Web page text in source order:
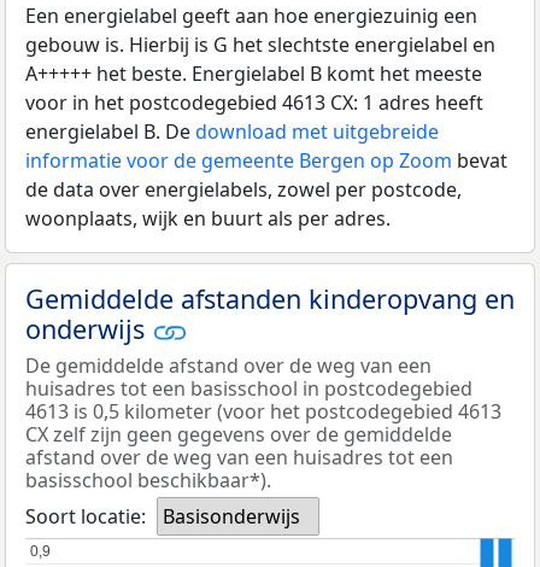
Een energielabel geeft aan hoe energiezuinig een
gebouw is. Hierbij is G het slechtste energielabel en
A+++++ het beste. Energielabel B komt het meeste
voor in het postcodegebied 4613 CX: 1 adres heeft
energielabel B. Dedownload met uitgebreide
informatie voor de gemeente Bergen op Zoom bevat
de data over energielabels, zowel per postcode,
woonplaats, wijk en buurt als per adres.
Gemiddelde afstanden kinderopvang en
onderwijs
De gemiddelde afstand over de weg van een
huisadres tot een basisschool in postcodegebied
4613 is 0,5 kilometer (voor het postcodegebied 4613
CX zelf zijn geen gegevens over de gemiddelde
afstand over de weg van een huisadres tot een
basisschool beschikbaar*).
Soort locatie:
Basisonderwijs
0,9
0,9